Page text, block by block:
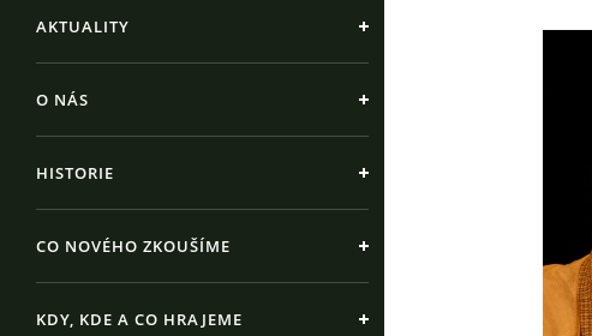
AKTUALITY
O NÁS
HISTORIE
CO NOVÉHO ZKOUŠÍME
KDY, KDE A CO HRAJEME